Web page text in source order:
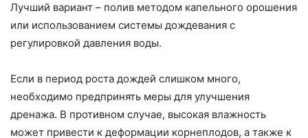
Лучший вариант – полив методом капельного орошения
или использованием системы дождевания с
регулировкой давления воды.
Если в период роста дождей слишком много,
необходимо предпринять меры для улучшения
дренажа. В противном случае, высокая влажность
может привести к деформации корнеплодов, а также к